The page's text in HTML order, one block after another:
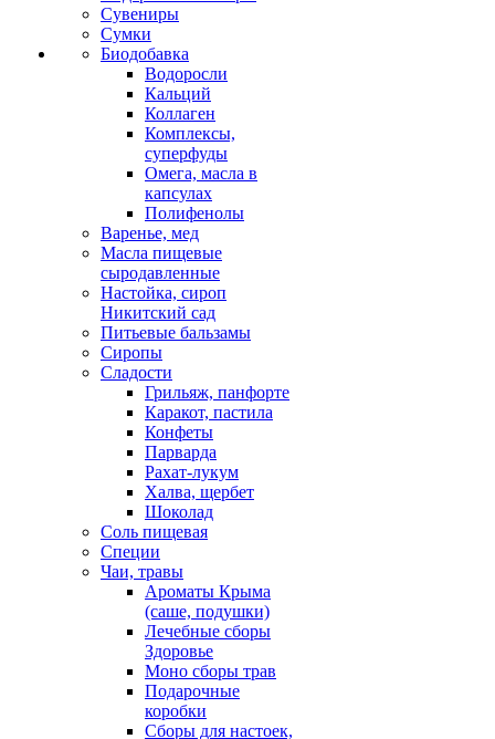
Сувениры
Сумки
Биодобавка
Водоросли
Кальций
Коллаген
Комплексы,
суперфуды
Омега, масла в
капсулах
Полифенолы
Варенье, мед
Масла пищевые
сыродавленные
Настойка, сироп
Никитский сад
Питьевые бальзамы
Сиропы
Сладости
Грильяж, панфорте
Каракот, пастила
Конфеты
Парварда
Рахат-лукум
Халва, щербет
Шоколад
Соль пищевая
Специи
Чаи, травы
Ароматы Крыма
(саше, подушки)
Лечебные сборы
Здоровье
Моно сборы трав
Подарочные
коробки
Сборы для настоек,